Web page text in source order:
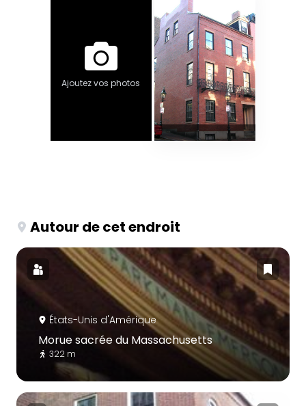
Ajoutez vos photos
Autour de cet endroit
États-Unis d'Amérique
Morue sacrée du Massachusetts
322 m